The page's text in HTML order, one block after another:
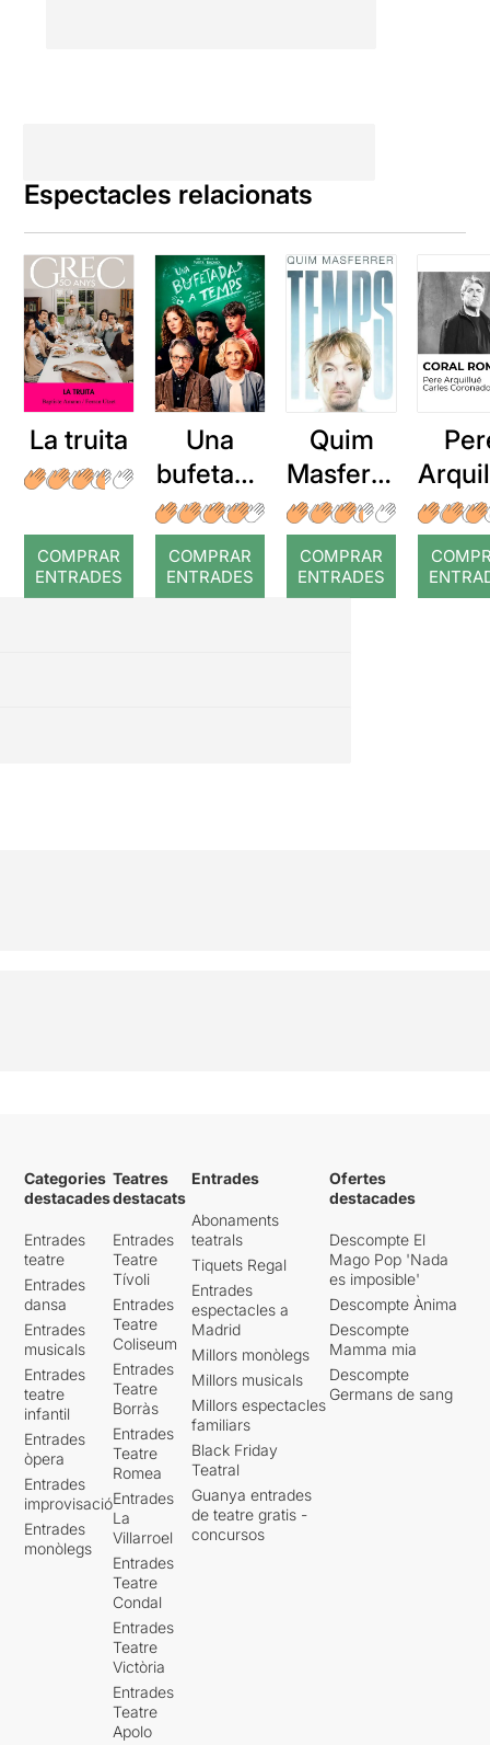
Espectacles relacionats
La truita
COMPRAR
ENTRADES
Una
bufetada
a temps
COMPRAR
ENTRADES
Quim
Masferre
r: Temps
COMPRAR
ENTRADES
:
Categories
destacades
Entrades
teatre
Entrades
dansa
Entrades
musicals
Entrades
teatre
infantil
Entrades
òpera
Entrades
improvisació
Entrades
monòlegs
Teatres
destacats
Entrades
Teatre
Tívoli
Entrades
Teatre
Coliseum
Entrades
Teatre
Borràs
Entrades
Teatre
Romea
Entrades
La
Villarroel
Entrades
Teatre
Condal
Entrades
Teatre
Victòria
Entrades
Teatre
Apolo
Entrades
Abonaments
teatrals
Tiquets Regal
Entrades
espectacles a
Madrid
Millors monòlegs
Millors musicals
Millors espectacles
familiars
Black Friday
Teatral
Guanya entrades
de teatre gratis -
concursos
Ofertes
destacades
Descompte El
Mago Pop 'Nada
es imposible'
Descompte Ànima
Descompte
Mamma mia
Descompte
Germans de sang